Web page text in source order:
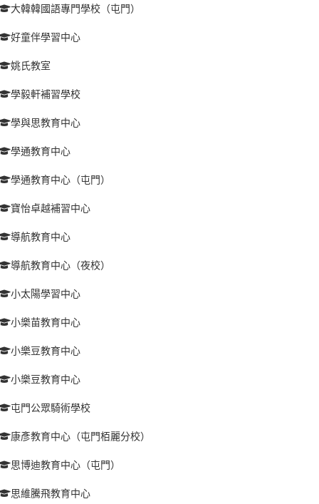
大韓韓國語專門學校（屯門）
好童伴學習中心
姚氏教室
學毅軒補習學校
學與思教育中心
學通教育中心
學通教育中心（屯門）
寶怡卓越補習中心
導航教育中心
導航教育中心（夜校）
小太陽學習中心
小樂苗教育中心
小樂豆教育中心
小樂豆教育中心
屯門公眾騎術學校
康彥教育中心（屯門栢麗分校）
思博迪教育中心（屯門）
思維騰飛教育中心